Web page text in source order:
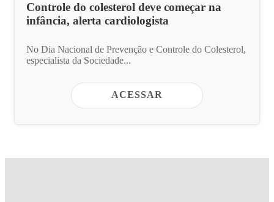
Controle do colesterol deve começar na
infância, alerta cardiologista
No Dia Nacional de Prevenção e Controle do Colesterol,
especialista da Sociedade...
ACESSAR